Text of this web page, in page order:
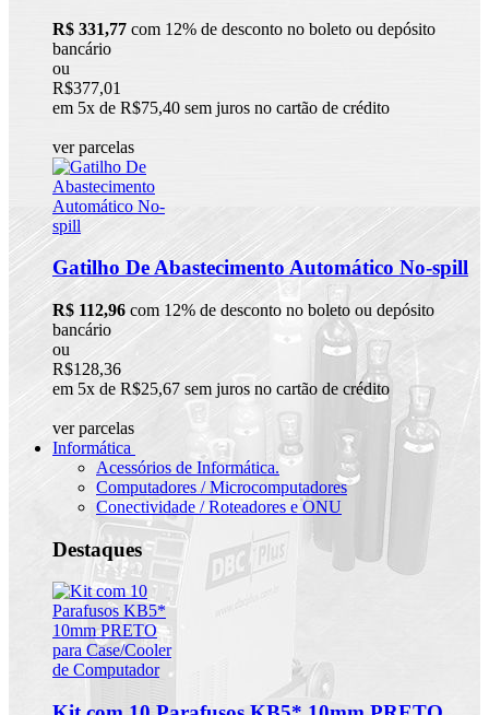
R$ 331,77 com 12% de desconto no boleto ou depósito
bancário
ou
R$377,01
em 5x de R$75,40 sem juros no cartão de crédito
ver parcelas
Gatilho De Abastecimento Automático No-spill
R$ 112,96 com 12% de desconto no boleto ou depósito
bancário
ou
R$128,36
em 5x de R$25,67 sem juros no cartão de crédito
ver parcelas
Informática
Acessórios de Informática.
Computadores / Microcomputadores
Conectividade / Roteadores e ONU
Destaques